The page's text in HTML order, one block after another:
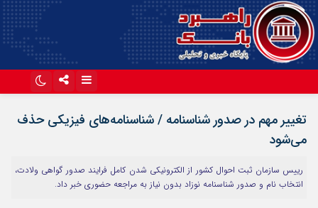
آپارات
تغییر مهم در صدور شناسنامه / شناسنامه‌های فیزیکی حذف
می‌شود
رییس سازمان ثبت احوال کشور از الکترونیکی شدن کامل فرایند صدور گواهی ولادت،
انتخاب نام و صدور شناسنامه نوزاد بدون نیاز به مراجعه حضوری خبر داد.